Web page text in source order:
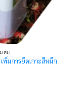
สม
มการยึดเกาะสีหมึก